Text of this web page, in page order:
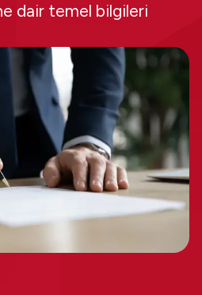
dair temel bilgileri